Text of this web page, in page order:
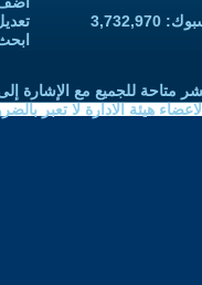
متاحة للجميع مع الإشارة
هيئة الادارة لا تعبر